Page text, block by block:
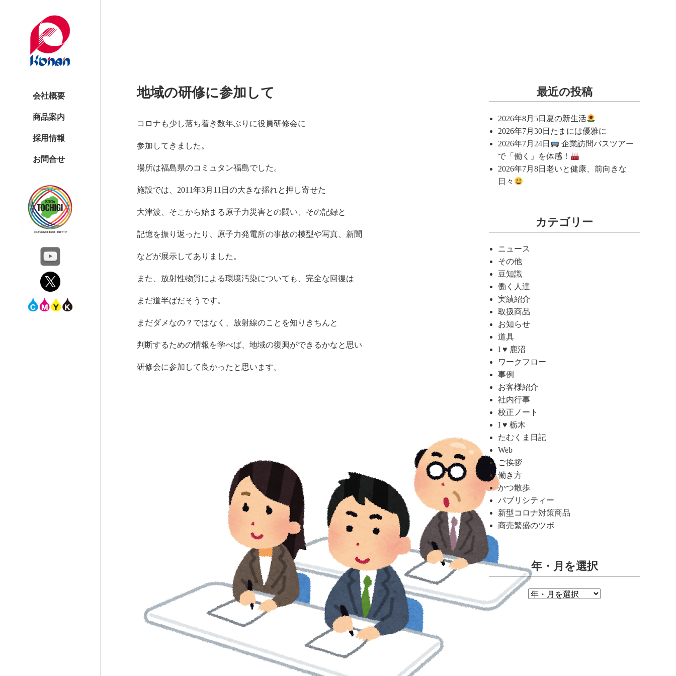
会社概要
商品案内
採用情報
お問合せ
地域の研修に参加して
コロナも少し落ち着き数年ぶりに役員研修会に
参加してきました。
場所は福島県のコミュタン福島でした。
施設では、2011年3月11日の大きな揺れと押し寄せた
大津波、そこから始まる原子力災害との闘い、その記録と
記憶を振り返ったり、原子力発電所の事故の模型や写真、新聞
などが展示してありました。
また、放射性物質による環境汚染についても、完全な回復は
まだ道半ばだそうです。
まだダメなの？ではなく、放射線のことを知りきちんと
判断するための情報を学べば、地域の復興ができるかなと思い
研修会に参加して良かったと思います。
最近の投稿
2026年8月5日 夏の新生活
2026年7月30日 たまには優雅に
2026年7月24日
企業訪問バスツアー
で「働く」を体感！
2026年7月8日 老いと健康、前向きな
日々
カテゴリー
ニュース
その他
豆知識
働く人達
実績紹介
取扱商品
お知らせ
道具
I ♥ 鹿沼
ワークフロー
事例
お客様紹介
社内行事
校正ノート
I ♥ 栃木
たむくま日記
Web
ご挨拶
働き方
かつ散歩
パブリシティー
新型コロナ対策商品
商売繁盛のツボ
年・月を選択